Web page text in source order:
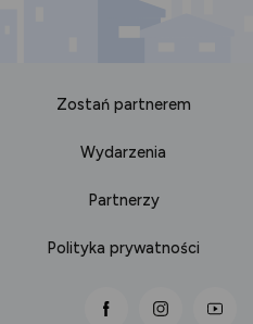
Zostań partnerem
Wydarzenia
Partnerzy
Polityka prywatności
link otwiera się
link